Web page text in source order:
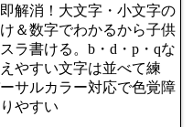
解消！大文字・小文字の
＆数字でわかるから子供
ラ書ける。b・d・p・qな
やすい文字は並べて練
サルカラー対応で色覚障
やすい